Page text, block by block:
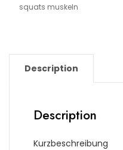
squats muskeln
Description
Description
Kurzbeschreibung